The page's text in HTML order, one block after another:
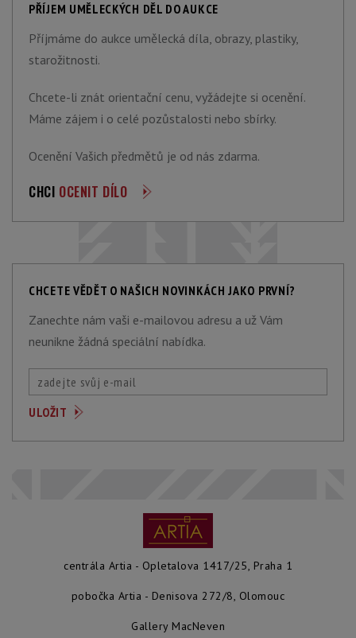
PŘÍJEM UMĚLECKÝCH DĚL DO AUKCE
Příjmáme do aukce umělecká díla, obrazy, plastiky,
starožitnosti.
Chcete-li znát orientační cenu, vyžádejte si ocenění.
Máme zájem i o celé pozůstalosti nebo sbírky.
Ocenění Vašich předmětů je od nás zdarma.
CHCI OCENIT DÍLO
CHCETE VĚDĚT O NAŠICH NOVINKÁCH JAKO PRVNÍ?
Zanechte nám vaši e-mailovou adresu a už Vám
neunikne žádná speciální nabídka.
centrála Artia - Opletalova 1417/25, Praha 1
pobočka Artia - Denisova 272/8, Olomouc
Gallery MacNeven